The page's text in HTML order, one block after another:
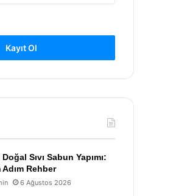
Kayıt Ol
Sıvı Sabun Yapımı:
Adım Rehber
6 Ağustos 2026